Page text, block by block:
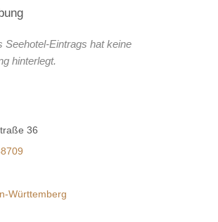
Seehotel-Eintrags hat keine
hinterlegt.
36
Württemberg